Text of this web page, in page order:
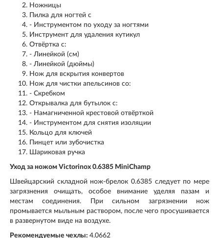
Ножницы
Пилка для ногтей с
- Инструментом по уходу за ногтями
Инструмент для удаления кутикул
Отвёртка с:
- Линейкой (см)
- Линейкой (дюймы)
Нож для вскрытия конвертов
Нож для чистки апельсинов со:
- Скребком
Открывалка для бутылок с:
- Намагниченной крестовой отвёрткой
- Инструментом для снятия изоляции
Кольцо для ключей
Пинцет или зубочистка
Шариковая ручка
Уход за ножом Victorinox 0.6385 MiniChamp
Швейцарский складной нож-брелок 0.6385 следует по мере
загрязнения очищать, особое внимание уделяя пазам и
местам соединения. При сильном загрязнении нож
промывается мыльным раствором, после чего просушивается
в развернутом виде на воздухе.
Рекомендуемые чехлы: 4.0662